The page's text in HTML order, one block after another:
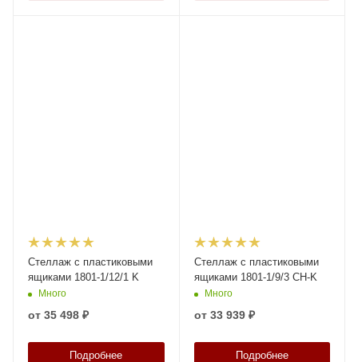
Стеллаж с пластиковыми
ящиками 1801-1/12/1 K
Много
от 35 498 ₽
Подробнее
Стеллаж с пластиковыми
ящиками 1801-1/9/3 CH-K
Много
от 33 939 ₽
Подробнее